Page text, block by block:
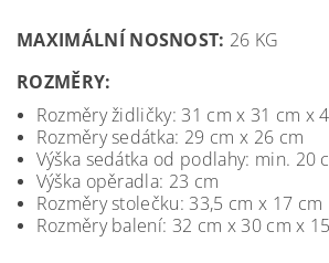
MAXIMÁLNÍ NOSNOST: 26 KG
ROZMĚRY:
Rozměry židličky: 31 cm x 31 cm x
Rozměry sedátka: 29 cm x 26 cm
Výška sedátka od podlahy: min. 20
Výška opěradla: 23 cm
Rozměry stolečku: 33,5 cm x 17 cm
Rozměry balení: 32 cm x 30 cm x